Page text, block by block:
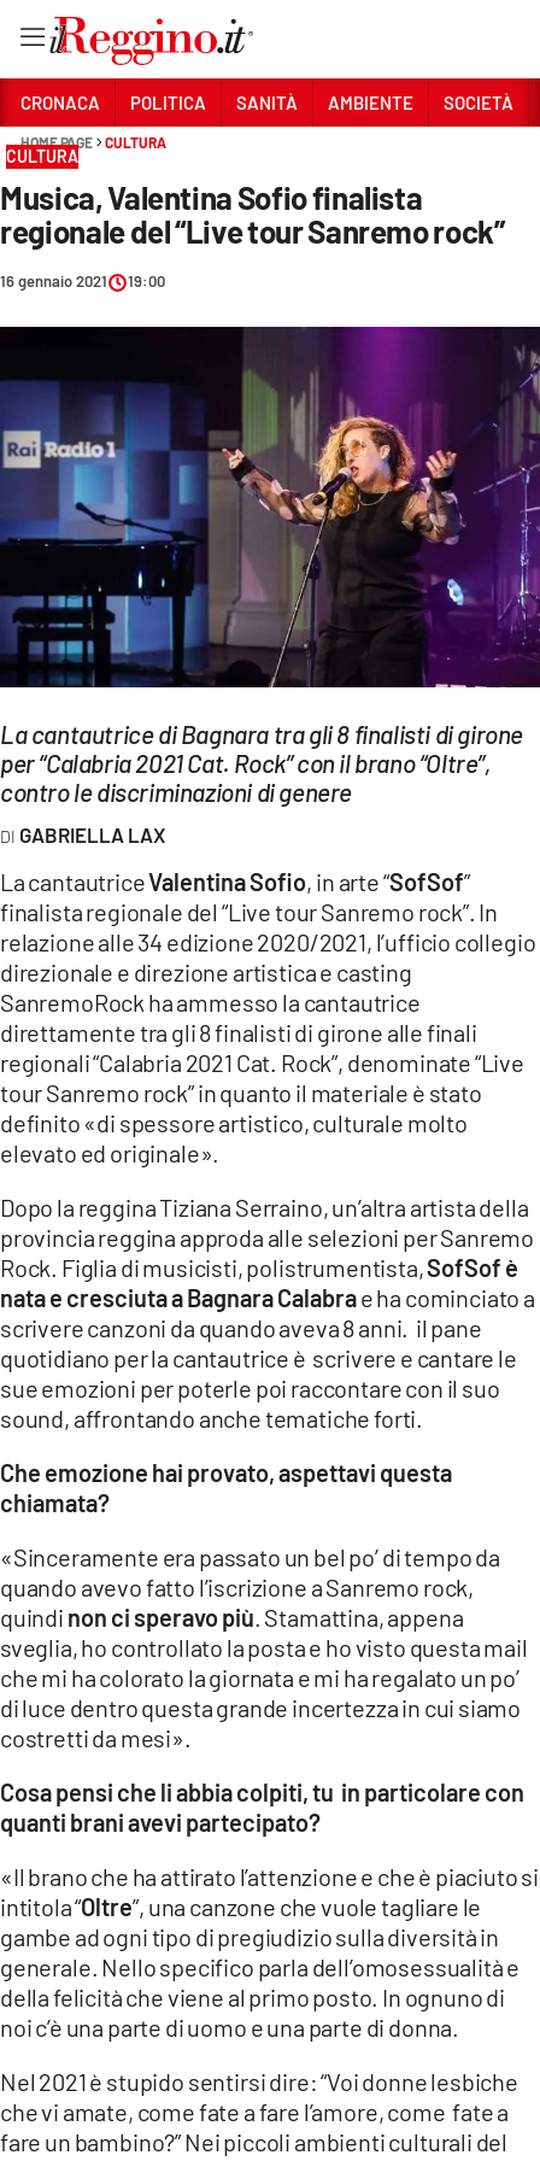
Sezioni
CRONACA
POLITICA
CULTURA
ECONOMIA E LAVORO
SPORT
Streaming
LAC TV
LAC NETWORK
LAC ONAIR
LaC
Network
LACPLAY.IT
LACTV.IT
LACONAIR.IT
LACITYMAG.IT
COSENZACHANNEL.IT
ILVIBONESE.IT
CATANZAROCHANNEL.IT
LACAPITALENEWS.IT
ANDROID
APPLE
CRONACA POLITICA SANITÀ AMBIENTE SOCIETÀ
HOME PAGE CULTURA
CULTURA
Musica, Valentina Sofio finalista
regionale del “Live tour Sanremo rock”
16 gennaio 2021 19:00
La cantautrice di Bagnara tra gli 8 finalisti di girone
per “Calabria 2021 Cat. Rock” con il brano “Oltre”,
contro le discriminazioni di genere
GABRIELLA LAX
La cantautriceValentina Sofio, in arte “SofSof”
finalista regionale del “Live tour Sanremo rock”. In
relazione alle 34 edizione 2020/2021, l’ufficio collegio
direzionale e direzione artistica e casting
SanremoRock ha ammesso la cantautrice
direttamente tra gli 8 finalisti di girone alle finali
regionali “Calabria 2021 Cat. Rock”, denominate “Live
tour Sanremo rock” in quanto il materiale è stato
definito «di spessore artistico, culturale molto
elevato ed originale».
Dopo la reggina Tiziana Serraino, un’altra artista della
provincia reggina approda alle selezioni per Sanremo
Rock. Figlia di musicisti, polistrumentista,SofSof è
nata e cresciuta a Bagnara Calabrae ha cominciato a
scrivere canzoni da quando aveva 8 anni. il pane
quotidiano per la cantautrice è scrivere e cantare le
sue emozioni per poterle poi raccontare con il suo
sound, affrontando anche tematiche forti.
Che emozione hai provato, aspettavi questa
chiamata?
«Sinceramente era passato un bel po’ di tempo da
quando avevo fatto l’iscrizione a Sanremo rock,
quindi non ci speravo più . Stamattina, appena
sveglia, ho controllato la posta e ho visto questa mail
che mi ha colorato la giornata e mi ha regalato un po’
di luce dentro questa grande incertezza in cui siamo
costretti da mesi».
Cosa pensi che li abbia colpiti, tu in particolare con
quanti brani avevi partecipato?
«Il brano che ha attirato l’attenzione e che è piaciuto si
intitola “Oltre”, una canzone che vuole tagliare le
gambe ad ogni tipo di pregiudizio sulla diversità in
generale. Nello specifico parla dell’omosessualità e
della felicità che viene al primo posto. In ognuno di
noi c’è una parte di uomo e una parte di donna.
Nel 2021 è stupido sentirsi dire: “Voi donne lesbiche
che vi amate, come fate a fare l’amore, come fate a
fare un bambino?” Nei piccoli ambienti culturali del